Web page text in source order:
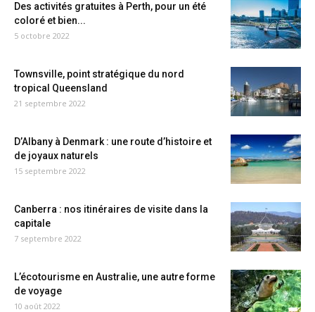
Des activités gratuites à Perth, pour un été
coloré et bien...
5 octobre 2022
Townsville, point stratégique du nord
tropical Queensland
21 septembre 2022
D’Albany à Denmark : une route d’histoire et
de joyaux naturels
15 septembre 2022
Canberra : nos itinéraires de visite dans la
capitale
7 septembre 2022
L’écotourisme en Australie, une autre forme
de voyage
10 août 2022